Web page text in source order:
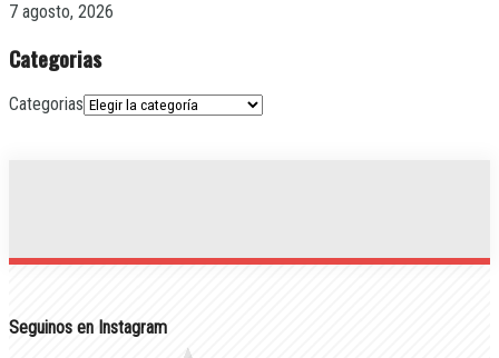
7 agosto, 2026
Categorias
Categorias
Seguinos en Instagram